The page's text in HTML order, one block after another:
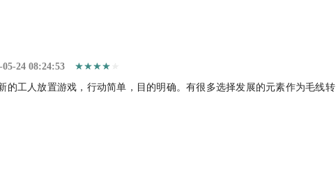
05-24 08:24:53
的工人放置游戏，行动简单，目的明确。有很多选择发展的元素作为毛线转